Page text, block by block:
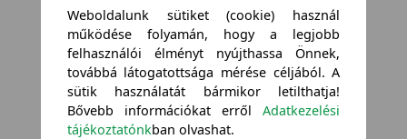
Weboldalunk sütiket (cookie) használ
működése folyamán, hogy a legjobb
felhasználói élményt nyújthassa Önnek,
továbbá látogatottsága mérése céljából. A
sütik használatát bármikor letilthatja!
Bővebb információkat errőlAdatkezelési
tájékoztatónkban olvashat.